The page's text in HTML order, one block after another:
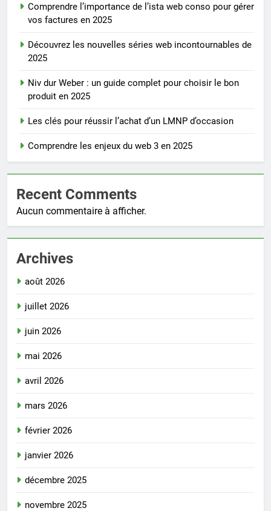
Comprendre l’importance de l’ista web conso pour gérer
vos factures en 2025
Découvrez les nouvelles séries web incontournables de
2025
Niv dur Weber : un guide complet pour choisir le bon
produit en 2025
Les clés pour réussir l’achat d’un LMNP d’occasion
Comprendre les enjeux du web 3 en 2025
Recent Comments
Aucun commentaire à afficher.
Archives
août 2026
juillet 2026
juin 2026
mai 2026
avril 2026
mars 2026
février 2026
janvier 2026
décembre 2025
novembre 2025